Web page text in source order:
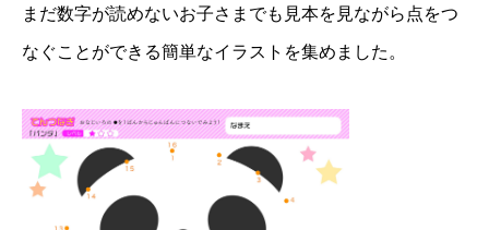
まだ数字が読めないお子さまでも見本を見ながら点をつ
なぐことができる簡単なイラストを集めました。